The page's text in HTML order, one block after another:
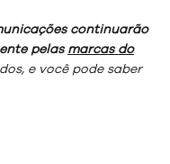
continuarão
pelas marcas do
e você pode saber